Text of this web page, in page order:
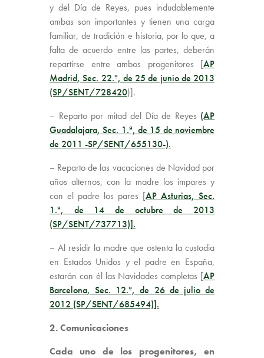
y del Día de Reyes, pues indudablemente
ambas son importantes y tienen una carga
familiar, de tradición e historia, por lo que, a
falta de acuerdo entre las partes, deberán
repartirse entre ambos progenitores [AP
Madrid, Sec. 22.ª, de 25 de junio de 2013
(SP/SENT/728420)].
– Reparto por mitad del Día de Reyes (AP
Guadalajara, Sec. 1.ª, de 15 de noviembre
de 2011 -SP/SENT/655130-).
– Reparto de las vacaciones de Navidad por
años alternos, con la madre los impares y
con el padre los pares [AP Asturias, Sec.
1.ª, de 14 de octubre de 2013
(SP/SENT/737713)].
– Al residir la madre que ostenta la custodia
en Estados Unidos y el padre en España,
estarán con él las Navidades completas [AP
Barcelona, Sec. 12.ª, de 26 de julio de
2012 (SP/SENT/685494)].
2. Comunicaciones
Cada uno de los progenitores, en